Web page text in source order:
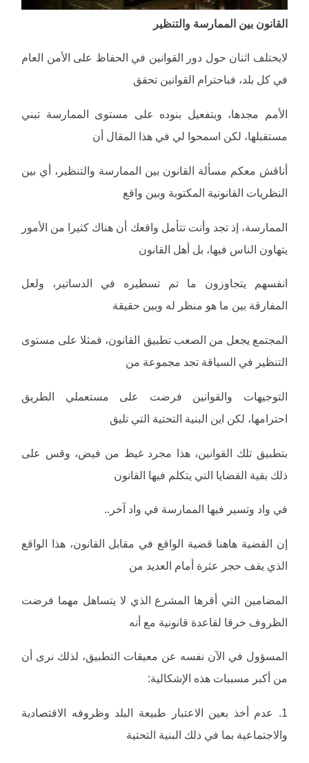
القانون بين الممارسة والتنظير
لايختلف اثنان حول دور القوانين في الحفاظ على الأمن العام
في كل بلد، فباحترام القوانين تحقق
الأمم مجدها، وبتفعيل بنوده على مستوى الممارسة تبني
مستقبلها، لكن اسمحوا لي في هذا المقال أن
أناقش معكم مسألة القانون بين الممارسة والتنظير، أي بين
النظريات القانونية المكتوبة وبين واقع
الممارسة، إذ تجد وأنت تتأمل واقعك أن هناك كثيرا من الأمور
يتهاون الناس فيها، بل أهل القانون
انفسهم يتجاوزون ما تم تسطيره في الدساتير، ولعل
المفارقة بين ما هو منظر له وبين حقيقة
المجتمع يجعل من الصعب تطبيق القانون، فمثلا على مستوى
التنظير في السياقة تجد مجموعة من
التوجيهات والقوانين فرضت على مستعملي الطريق
احترامها، لكن اين البنية التحتية التي تليق
بتطبيق تلك القوانين، هذا مجرد غيظ من فيض، وقس على
ذلك بقية القضايا التي يتكلم فيها القانون
في واد وتسير فيها الممارسة في واد آخر..
إن القضية هاهنا قضية الواقع في مقابل القانون، هذا الواقع
الذي يقف حجر عثرة أمام العديد من
المضامين التي أقرها المشرع الذي لا يتساهل مهما فرضت
الظروف خرقا لقاعدة قانونية مع أنه
المسؤول في الآن نفسه عن معيقات التطبيق، لذلك نرى أن
من أكبر مسببات هذه الإشكالية:
1. عدم أخذ بعين الاعتبار طبيعة البلد وظروفه الاقتصادية
والاجتماعية بما في ذلك البنية التحتية